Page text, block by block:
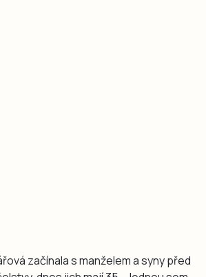
začínala s manželem a syny před